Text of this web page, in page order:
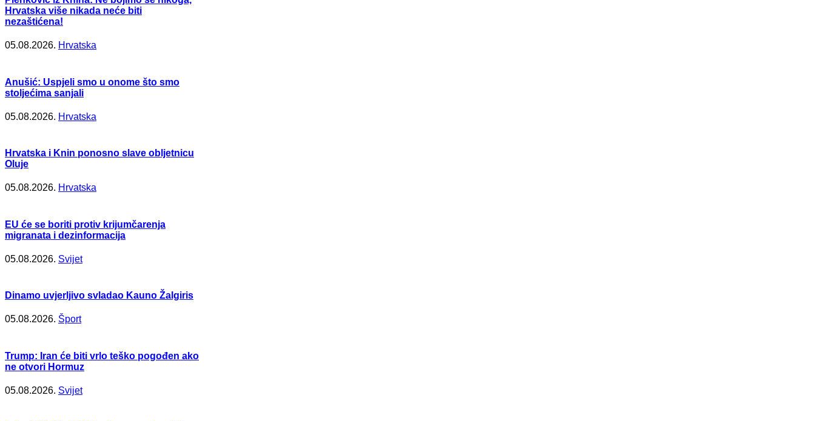
Hrvatska više nikada neće biti
nezaštićena!
05.08.2026. Hrvatska
Anušić: Uspjeli smo u onome što smo
stoljećima sanjali
05.08.2026. Hrvatska
Hrvatska i Knin ponosno slave obljetnicu
Oluje
05.08.2026. Hrvatska
EU će se boriti protiv krijumčarenja
migranata i dezinformacija
05.08.2026. Svijet
Dinamo uvjerljivo svladao Kauno Žalgiris
05.08.2026. Šport
Trump: Iran će biti vrlo teško pogođen ako
ne otvori Hormuz
05.08.2026. Svijet